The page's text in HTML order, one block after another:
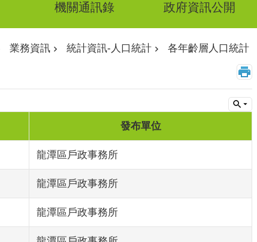
機關通訊錄 政府資訊公開
業務資訊 統計資訊-人口統計 各年齡層人口統計
發布單位
龍潭區戶政事務所
龍潭區戶政事務所
龍潭區戶政事務所